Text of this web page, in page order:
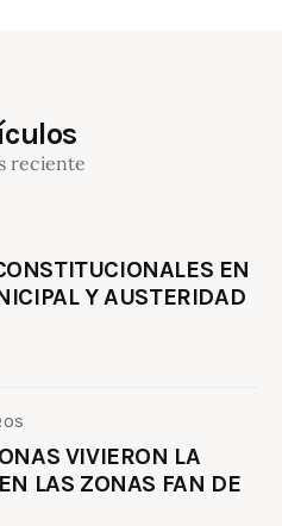
reciente
EN
Y AUSTERIDAD
VIVIERON LA
LAS ZONAS FAN DE